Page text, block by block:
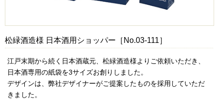
松緑酒造様 日本酒用ショッパー［No.03-111］
江戸末期から続く日本酒蔵元、松緑酒造様よりご依頼いただき、
日本酒専用の紙袋を3サイズお創りしました。
デザインは、弊社デザイナーがご提案したものを採用していただ
きました。